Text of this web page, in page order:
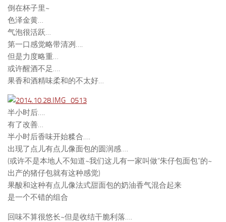
倒在杯子里~
色泽金黄…
气泡很活跃…
第一口感觉略带清冽….
但是力度略重…
或许醒酒不足….
果香和酒精味柔和的不太好…
半小时后….
有了改善…
半小时后香味开始糅合….
出现了点儿有点儿像面包的圆润感….
(或许不是本地人不知道~我们这儿有一家叫做“朱仔包面包”的~
出产的猪仔包就有这种感觉)
果酸和这种有点儿像法式甜面包的奶油香气混合起来
是一个不错的组合
回味不算很悠长~但是收结干脆利落….